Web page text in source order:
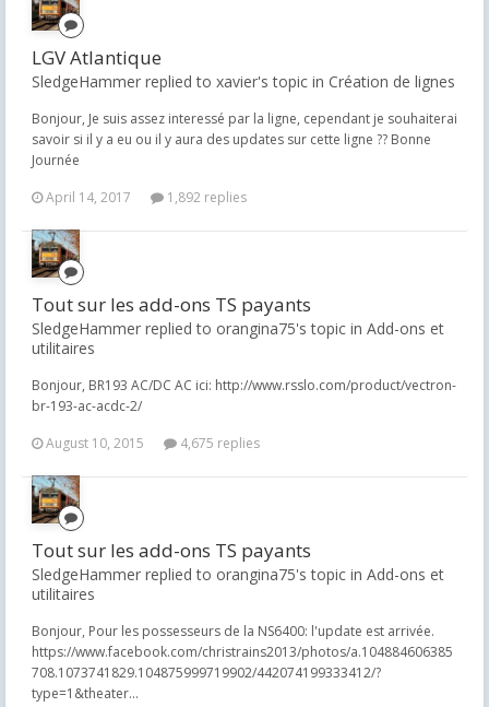
LGV Atlantique
SledgeHammer replied to xavier's topic in Création de lignes
Bonjour, Je suis assez interessé par la ligne, cependant je souhaiterai
savoir si il y a eu ou il y aura des updates sur cette ligne ?? Bonne
Journée
April 14, 2017
1,892 replies
Tout sur les add-ons TS payants
SledgeHammer replied to orangina75's topic in Add-ons et
utilitaires
Bonjour, BR193 AC/DC AC ici: http://www.rsslo.com/product/vectron-
br-193-ac-acdc-2/
August 10, 2015
4,675 replies
Tout sur les add-ons TS payants
SledgeHammer replied to orangina75's topic in Add-ons et
utilitaires
Bonjour, Pour les possesseurs de la NS6400: l'update est arrivée.
https://www.facebook.com/christrains2013/photos/a.104884606385
708.1073741829.104875999719902/442074199333412/?
type=1&theater...